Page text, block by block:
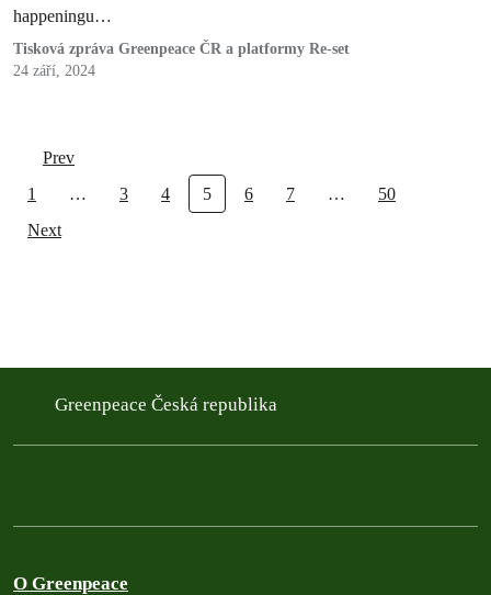
happeningu…
Tisková zpráva Greenpeace ČR a platformy Re-set
24 září, 2024
Prev
1
… 3 4 5 6 7 …
50
Next
Greenpeace Česká republika
O Greenpeace